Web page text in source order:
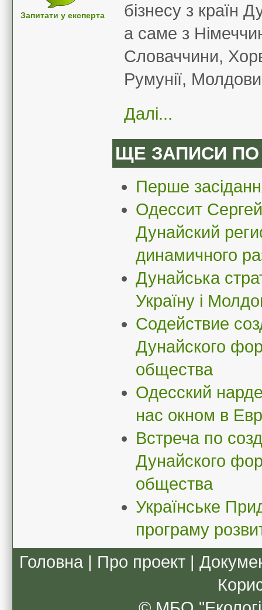
Запитати у експерта
бізнесу з країн
а саме з
Словаччини,
Румунії,
Далі...
ЩЕ ЗАПИСИ ПО
Перше
Одессит
Дунайский
динамичного
Дунайська
Україну і
Содействие
Дунайского
общества
Одесский
нас окном в
Встреча по
Дунайского
общества
Українське
програму
Головна
Про проект